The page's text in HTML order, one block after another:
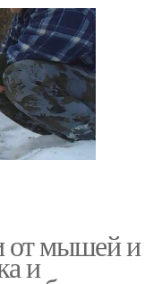
от мышей и
и